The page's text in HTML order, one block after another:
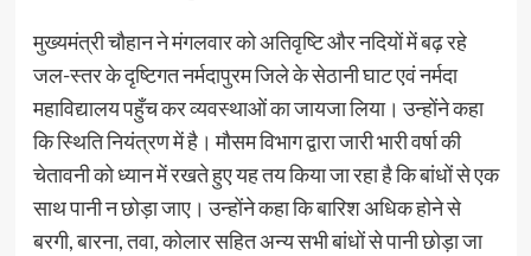
मुख्यमंत्री चौहान ने मंगलवार को अतिवृष्टि और नदियों में बढ़ रहे
जल-स्तर के दृष्टिगत नर्मदापुरम जिले के सेठानी घाट एवं नर्मदा
महाविद्यालय पहुँच कर व्यवस्थाओं का जायजा लिया। उन्होंने कहा
कि स्थिति नियंत्रण में है। मौसम विभाग द्वारा जारी भारी वर्षा की
चेतावनी को ध्यान में रखते हुए यह तय किया जा रहा है कि बांधों से एक
साथ पानी न छोड़ा जाए। उन्होंने कहा कि बारिश अधिक होने से
बरगी, बारना, तवा, कोलार सहित अन्य सभी बांधों से पानी छोड़ा जा